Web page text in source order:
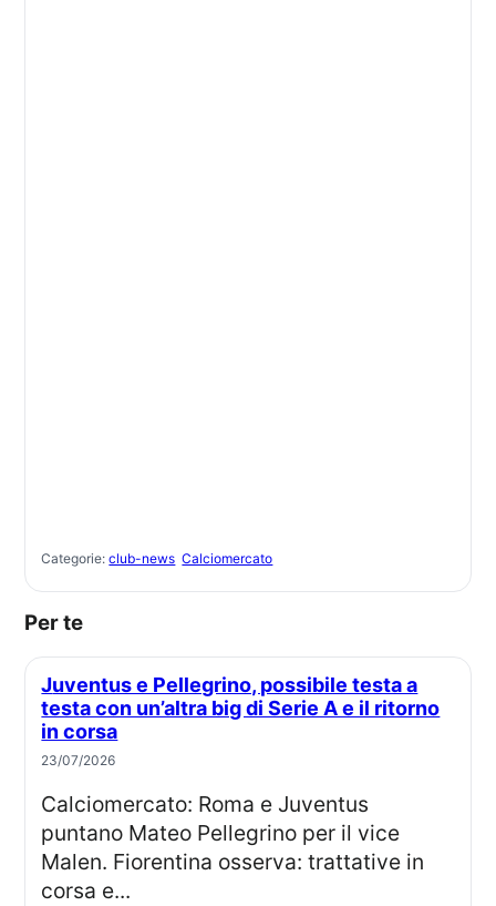
Categorie:club-news Calciomercato
Per te
Juventus e Pellegrino, possibile testa a
testa con un’altra big di Serie A e il ritorno
in corsa
23/07/2026
Calciomercato: Roma e Juventus
puntano Mateo Pellegrino per il vice
Malen. Fiorentina osserva: trattative in
corsa e...